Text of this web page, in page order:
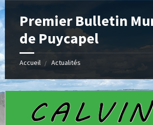
Premier Bulletin
de Puycapel
Accueil Actualités